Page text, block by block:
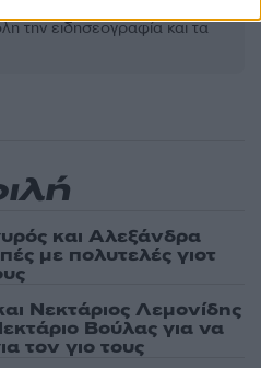
την ειδησεογραφία και τα
και Αλεξάνδρα
με πολυτελές γιοτ
Νεκτάριος Λεμονίδης
Βούλας για να
τον γιο τους